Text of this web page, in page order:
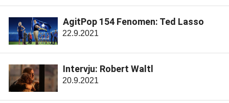
AgitPop 154 Fenomen: Ted Lasso
22.9.2021
Intervju: Robert Waltl
20.9.2021